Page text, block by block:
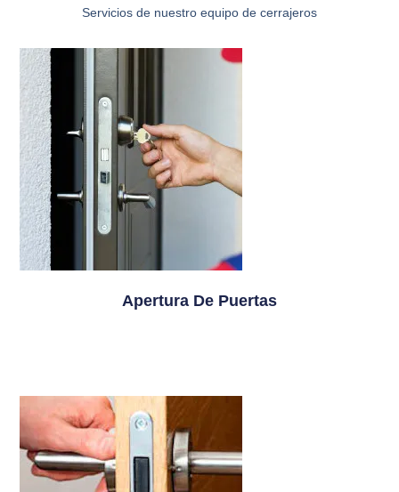
Servicios de nuestro equipo de cerrajeros
Apertura De Puertas